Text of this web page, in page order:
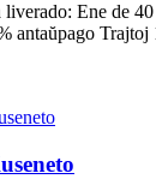
Ene de
antaŭpago Trajtoj